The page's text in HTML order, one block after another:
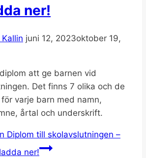
ner!
juni 12, 2023oktober 19,
att ge barnen vid
Det finns 7 olika och de
varje barn med namn,
årtal och underskrift.
Diplom till skolavslutningen –
ner!